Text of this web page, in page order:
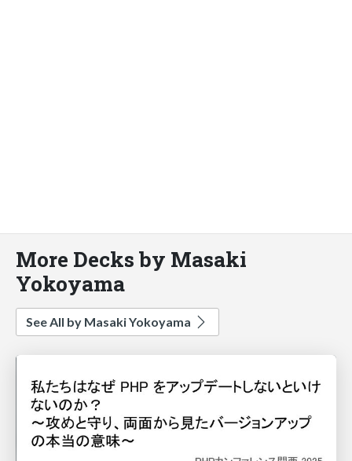
More Decks by Masaki
Yokoyama
See All by Masaki Yokoyama